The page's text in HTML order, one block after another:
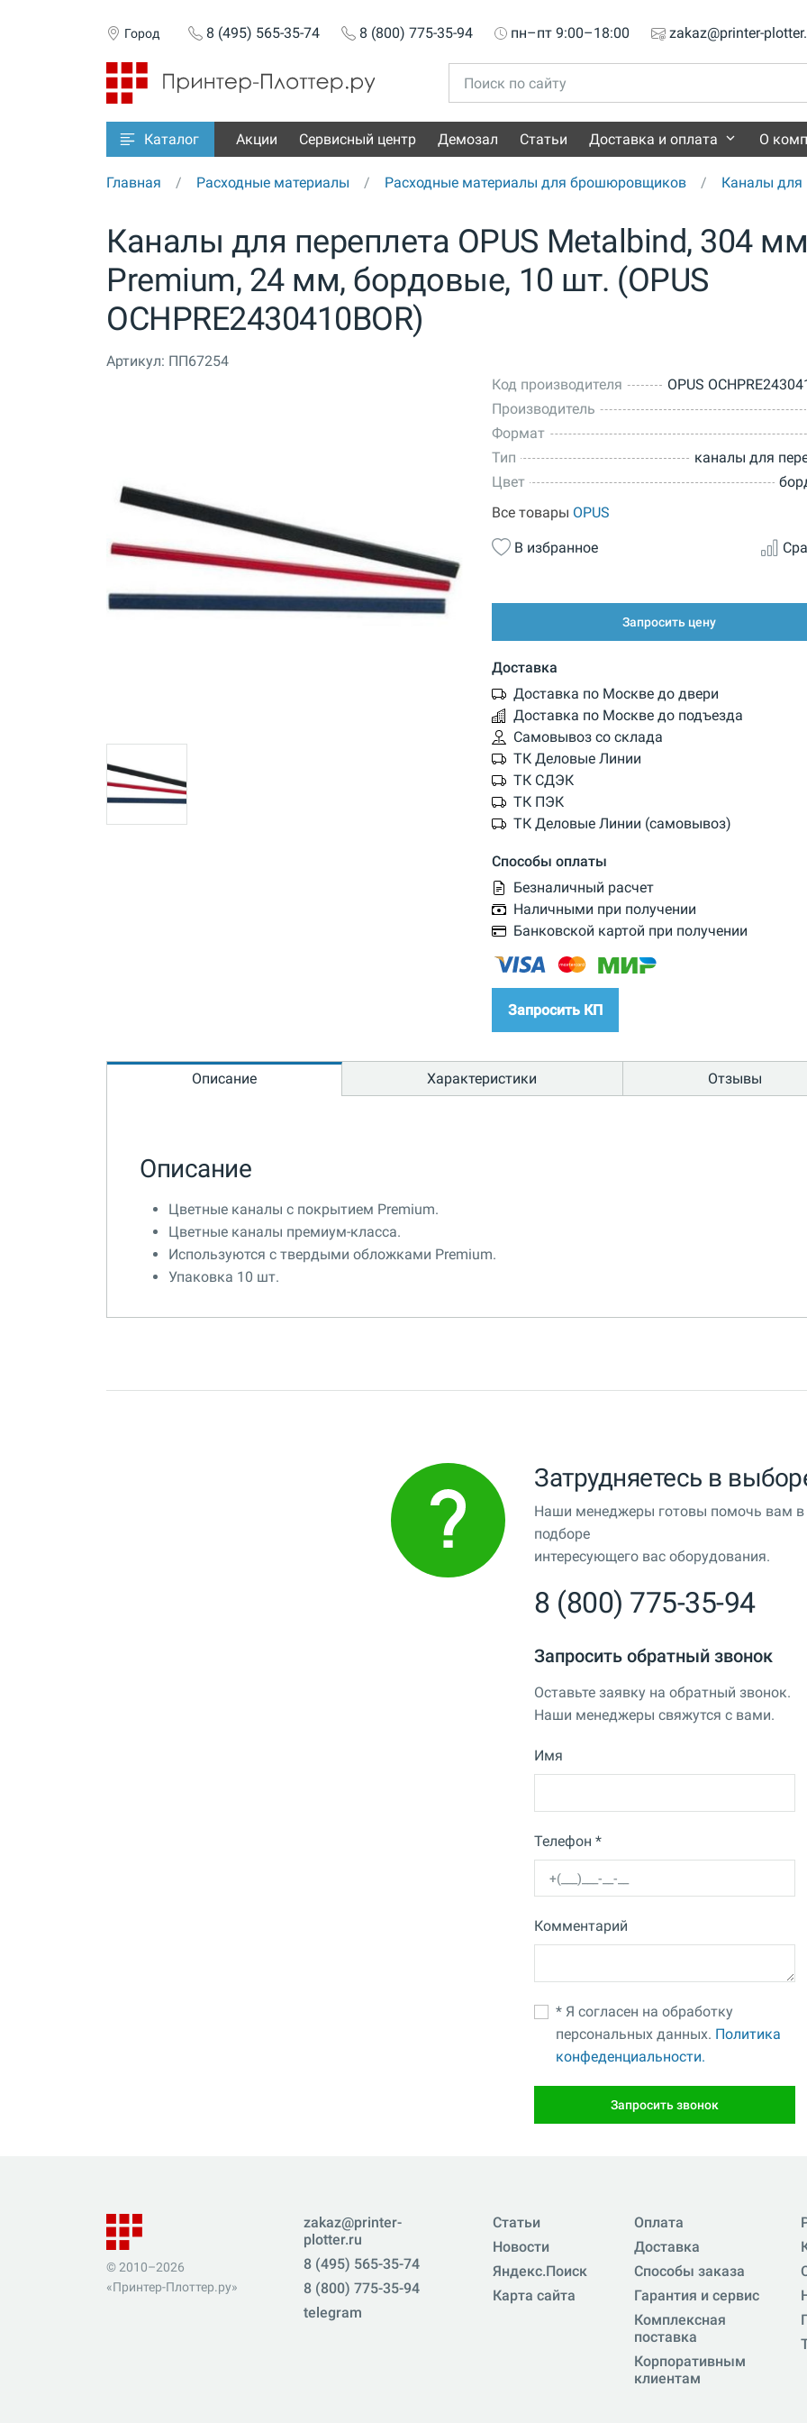
Город 8 (495) 565-35-74 8 (800) 775-35-94 пн–пт 9:00–18:00 zakaz@printer-
Каталог Акции Сервисный центр Демозал Статьи Доставка и оплата О
Главная Расходные материалы Расходные материалы для брошюровщиков Каналы для
Каналы для переплета OPUS Metalbind, 304
Premium, 24 мм, бордовые, 10 шт. (OPUS
OCHPRE2430410BOR)
Артикул: ПП67254
Код производителя
OPUS
Производитель
Формат
Тип
каналы для
Цвет
Все товары OPUS
В избранное
Запросить цену
Доставка
Доставка по Москве до двери
Доставка по Москве до подъезда
Самовывоз со склада
ТК Деловые Линии
ТК СДЭК
ТК ПЭК
ТК Деловые Линии (самовывоз)
Способы оплаты
Безналичный расчет
Наличными при получении
Банковской картой при получении
Запросить КП
Описание Характеристики Отзывы
Описание
Цветные каналы с покрытием Premium.
Цветные каналы премиум-класса.
Используются с твердыми обложками Premium.
Упаковка 10 шт.
Затрудняетесь в
Наши менеджеры готовы помочь вам в
подборе
интересующего вас оборудования.
8 (800) 775-35-94
Запросить обратный звонок
Оставьте заявку на обратный звонок.
Наши менеджеры свяжутся с вами.
Имя
Телефон *
Комментарий
* Я согласен на обработку
персональных данных. Политика
конфеденциальности.
Запросить звонок
© 2010–2026
«Принтер-Плоттер.ру»
zakaz@printer-
plotter.ru
8 (495) 565-35-74
8 (800) 775-35-94
telegram
Статьи
Новости
Яндекс.Поиск
Карта сайта
Оплата
Доставка
Способы заказа
Гарантия и сервис
Комплексная
поставка
Корпоративным
клиентам